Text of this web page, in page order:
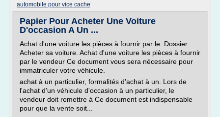
automobile pour vice cache
Papier Pour Acheter Une Voiture
D'occasion A Un ...
Achat d'une voiture les pièces à fournir par le. Dossier
Acheter sa voiture. Achat d'une voiture les pièces à fournir
par le vendeur Ce document vous sera nécessaire pour
immatriculer votre véhicule.
achat à un particulier, formalités d'achat à un. Lors de
l'achat d'un véhicule d'occasion à un particulier, le
vendeur doit remettre à Ce document est indispensable
pour que la vente soit...